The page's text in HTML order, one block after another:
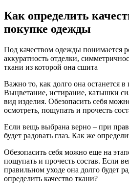
Как определить
покупке одежды
Под качеством одежды понимается
аккуратность отделки,
ткани из которой она сшита
Важно то, как долго она останется в
Выцветание, истирание, катышки
вид изделия. Обезопасить себя
осмотреть, пощупать и прочесть
Если вещь выбрана верно – при
будет радовать глаз. Как же
Обезопасить себя можно еще на
пощупать и прочесть состав. Если
правильном уходе она долго будет
определить качество ткани?